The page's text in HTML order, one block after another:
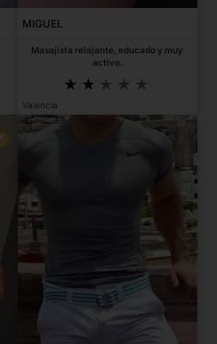
MIGUEL
Masajista relajante, educado y muy
activo.
Valencia